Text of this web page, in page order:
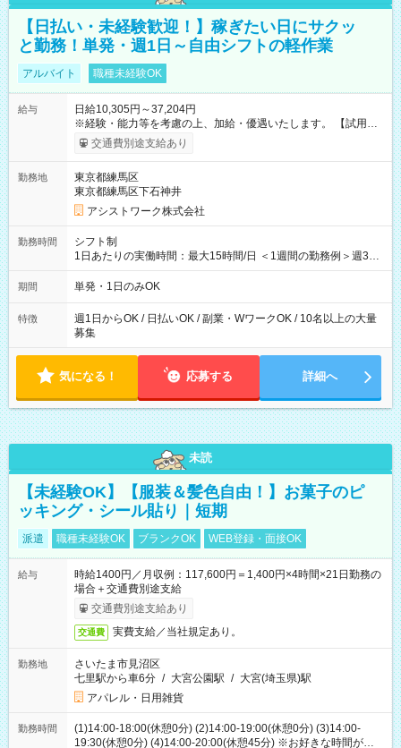
【日払い・未経験歓迎！】稼ぎたい日にサクッ
と勤務！単発・週1日～自由シフトの軽作業
アルバイト 職種未経験OK
給与
日給10,305円～37,204円
※経験・能力等を考慮の上、加給・優遇いたします。 【試用期
間】試用期間なし
交通費別途支給あり
勤務地
東京都練馬区
東京都練馬区下石神井
アシストワーク株式会社
勤務時間
シフト制
1日あたりの実働時間：最大15時間/日 ＜1週間の勤務例＞週3回
勤務 勤務：月・水・金 休み：火・木・土・日 好きな時にお仕事
可能です！ ※1日あたりの最大実働時間は日勤、夜勤共に勤務し
期間 単発・1日のみOK
特徴
週1日からOK / 日払いOK / 副業・WワークOK / 10名以上の大量
募集
気になる！ 応募する 詳細へ
未読
【未経験OK】【服装＆髪色自由！】お菓子のピ
ッキング・シール貼り｜短期
派遣 職種未経験OK ブランクOK WEB登録・面接OK
給与
時給1400円／月収例：117,600円＝1,400円×4時間×21日勤務の
場合＋交通費別途支給
交通費別途支給あり
交通費 実費支給／当社規定あり。
勤務地
さいたま市見沼区
七里駅から車6分 / 大宮公園駅 / 大宮(埼玉県)駅
アパレル・日用雑貨
勤務時間
(1)14:00-18:00(休憩0分) (2)14:00-19:00(休憩0分) (3)14:00-
19:30(休憩0分) (4)14:00-20:00(休憩45分) ※お好きな時間が選べ